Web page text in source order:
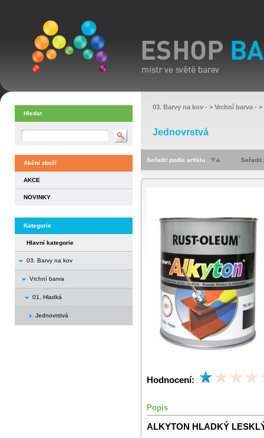
Hledat
Akční zboží
AKCE
NOVINKY
Kategorie
Hlavní kategorie
03. Barvy na kov
Vrchní barva
01. Hladká
Jednovrstvá
03. Barvy na kov - > Vrchní barva - >
Jednovrstvá
Seřadit podle artiklu Seřadit
Hodnocení:
Popis
ALKYTON HLADKÝ